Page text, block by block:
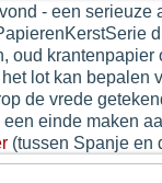
- een serieuze
oud krantenpapier
lot kan bepalen
de vrede
einde maken
(tussen Spanje en